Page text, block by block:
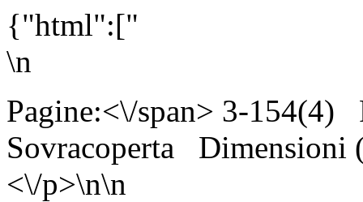
{"html":["
\n
Pagine:<\/span> 3-154(4)
Sovracoperta Dimensioni
<\/p>\n\n